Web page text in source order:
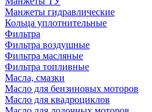
Манжеты гидравлические
Кольца уплотнительные
Фильтра
Фильтра воздушные
Фильтра масляные
Фильтра топливные
Масла, смазки
Масло для бензиновых моторов
Масло для квадроциклов